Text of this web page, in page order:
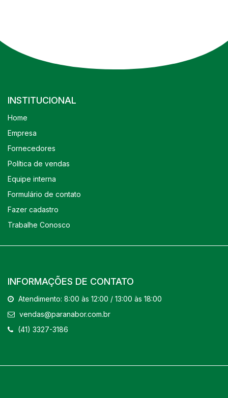
INSTITUCIONAL
Home
Empresa
Fornecedores
Política de vendas
Equipe interna
Formulário de contato
Fazer cadastro
Trabalhe Conosco
INFORMAÇÕES DE CONTATO
Atendimento: 8:00 às 12:00 / 13:00 às 18:00
vendas@paranabor.com.br
(41) 3327-3186